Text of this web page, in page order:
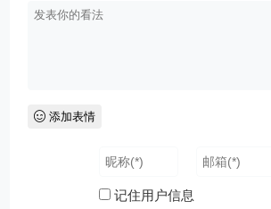
添加表情
记住用户信息